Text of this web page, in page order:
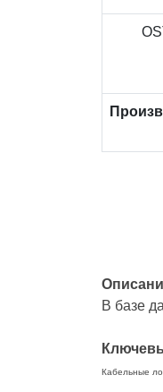
В базе
Кабельные